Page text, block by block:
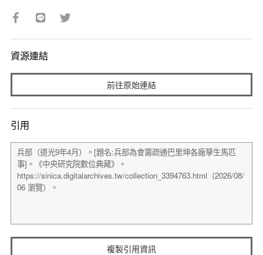
資源連結
前往原始連結
引用
複製引用資訊